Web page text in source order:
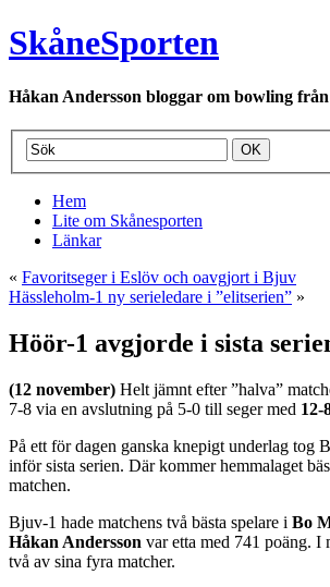
SkåneSporten
Håkan Andersson bloggar om bowling
Hem
Lite om Skånesporten
Länkar
« Favoritseger i Eslöv och oavgjort i Bjuv
Hässleholm-1 ny serieledare i ”elitserien” »
Höör-1 avgjorde i sista
(12 november) Helt jämnt efter ”halva”
7-8 via en avslutning på 5-0 till seger med 12-
På ett för dagen ganska knepigt underlag
inför sista serien. Där kommer hemmalaget
matchen.
Bjuv-1 hade matchens två bästa spelare i Bo
Håkan Andersson var etta med 741 poäng. I
två av sina fyra matcher.